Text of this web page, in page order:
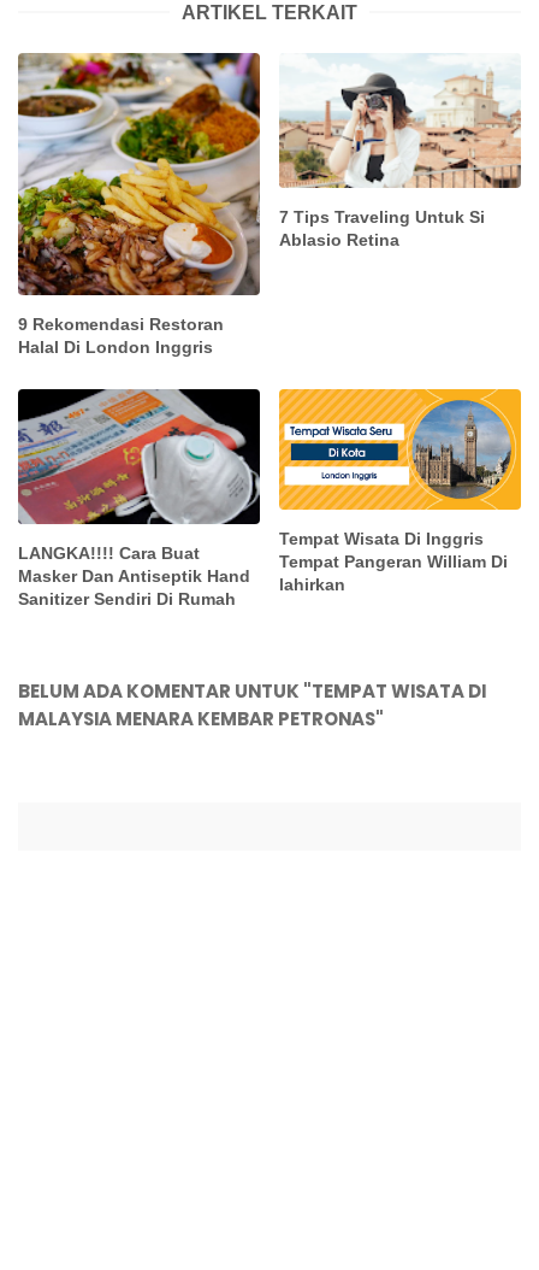
ARTIKEL TERKAIT
9 Rekomendasi Restoran
Halal Di London Inggris
7 Tips Traveling Untuk Si
Ablasio Retina
LANGKA!!!! Cara Buat
Masker Dan Antiseptik Hand
Sanitizer Sendiri Di Rumah
Tempat Wisata Di Inggris
Tempat Pangeran William Di
lahirkan
BELUM ADA KOMENTAR UNTUK "TEMPAT WISATA DI
MALAYSIA MENARA KEMBAR PETRONAS"